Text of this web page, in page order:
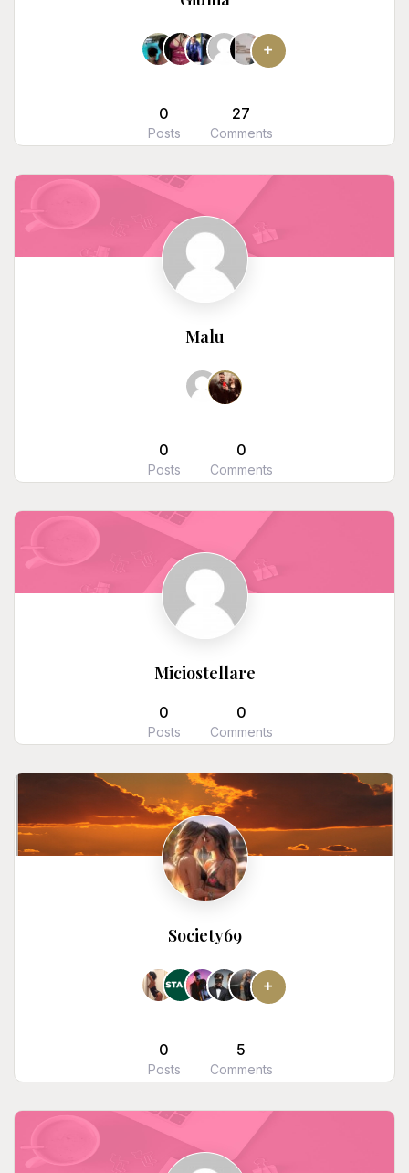
0
Posts
27
Comments
Malu
0
Posts
0
Comments
Miciostellare
0
Posts
0
Comments
Society69
0
Posts
5
Comments